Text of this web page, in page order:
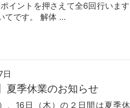
イントを押さえて全6回行いま
てです。 解体 …
日
夏季休業のお知らせ
、16日（木）の２日間は夏季